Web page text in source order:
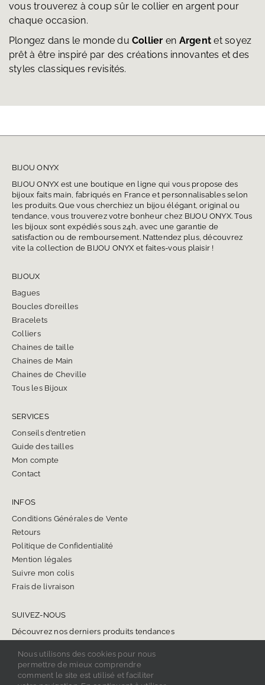
vous trouverez à coup sûr le collier en argent pour
chaque occasion.
Plongez dans le monde du Collier en Argent et soyez
prêt à être inspiré par des créations innovantes et des
styles classiques revisités.
BIJOU ONYX
BIJOU ONYX est une boutique en ligne qui vous propose des
bijoux faits main, fabriqués en France et personnalisables selon
les produits. Que vous cherchiez un bijou élégant, original ou
tendance, vous trouverez votre bonheur chez BIJOU ONYX. Tous
les bijoux sont expédiés sous 24h, avec une garantie de
satisfaction ou de remboursement. N’attendez plus, découvrez
vite la collection de BIJOU ONYX et faites-vous plaisir !
BIJOUX
Bagues
Boucles d’oreilles
Bracelets
Colliers
Chaines de taille
Chaines de Main
Chaines de Cheville
Tous les Bijoux
SERVICES
Conseils d’entretien
Guide des tailles
Mon compte
Contact
INFOS
Conditions Générales de Vente
Retours
Politique de Confidentialité
Mention légales
Suivre mon colis
Frais de livraison
SUIVEZ-NOUS
Découvrez nos derniers produits tendances
Nous utilisons des cookies pour nous
permettre de mieux comprendre
comment le site est utilisé et faciliter